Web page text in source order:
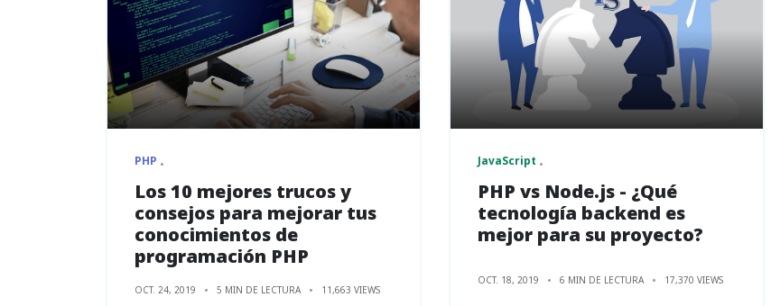
PHP
Los 10 mejores trucos y
consejos para mejorar tus
conocimientos de
programación PHP
OCT. 24, 2019 5 MIN DE LECTURA 11,663 VIEWS
JavaScript
PHP vs Node.js - ¿Qué
tecnología backend es
mejor para su proyecto?
OCT. 18, 2019 6 MIN DE LECTURA 17,370 VIEWS